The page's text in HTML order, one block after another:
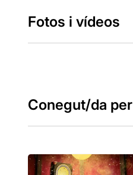
Fotos i vídeos
Conegut/da per